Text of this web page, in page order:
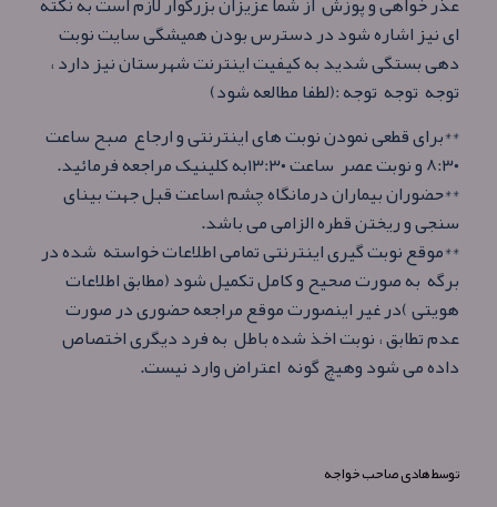
ای نیز اشاره شود در دسترس بودن همیشگی سایت نوبت
دهی بستگی شدید به کیفیت اینترنت شهرستان نیز دارد ،
توجه توجه توجه :(لطفا مطالعه شود)
**برای قطعی نمودن نوبت های اینترنتی و ارجاع صبح ساعت
۸:۳۰ و نوبت عصر ساعت ۱۳:۳۰به کلینیک مراجعه فرمائید.
*
*
حضوران بیماران درمانگاه چشم ۱ساعت قبل جهت بینای
سنجی و ریختن قطره الزامی می باشد.
**موقع نوبت گیری اینترنتی تمامی اطلاعات خواسته شده در
برگه به صورت صحیح و کامل تکمیل شود (مطابق اطلاعات
هویتی )در غیر اینصورت موقع مراجعه حضوری در صورت
عدم تطابق ، نوبت اخذ شده باطل به فرد دیگری اختصاص
داده می شود وهیچ گونه اعتراض وارد نیست.
توسطهادی صاحب خواجه